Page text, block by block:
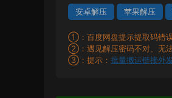
安卓解压 苹果解压
①：百度网盘提示提取码错误
②：遇见解压密码不对、无
③：提示： 批量搬运链接外